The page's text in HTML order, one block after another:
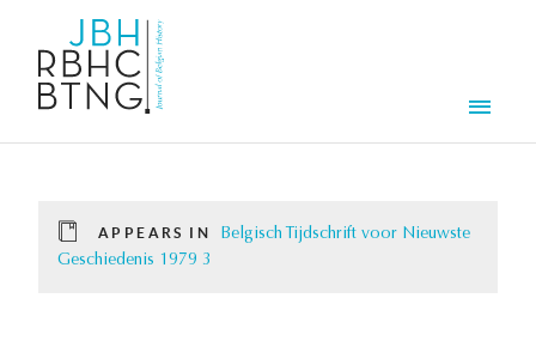
APPEARS IN
Belgisch Tijdschrift voor Nieuwste
Geschiedenis 1979 3